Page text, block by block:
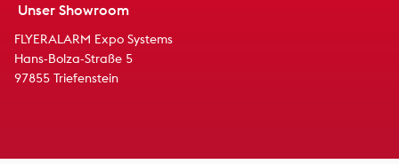
Unser Showroom
FLYERALARM Expo Systems
Hans-Bolza-Straße 5
97855 Triefenstein